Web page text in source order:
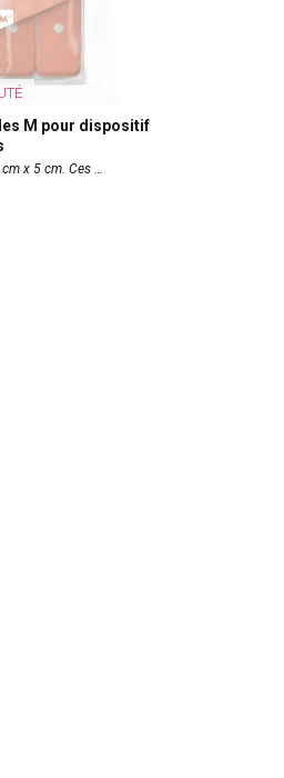
M pour dispositif
x 5 cm. Ces